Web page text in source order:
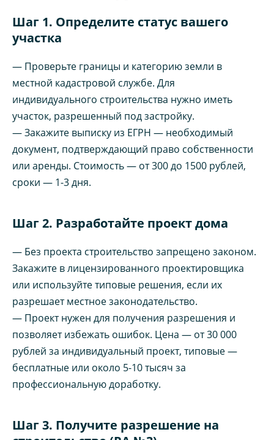
Шаг 1. Определите статус вашего
участка
— Проверьте границы и категорию земли в
местной кадастровой службе. Для
индивидуального строительства нужно иметь
участок, разрешенный под застройку.
— Закажите выписку из ЕГРН — необходимый
документ, подтверждающий право собственности
или аренды. Стоимость — от 300 до 1500 рублей,
сроки — 1-3 дня.
Шаг 2. Разработайте проект дома
— Без проекта строительство запрещено законом.
Закажите в лицензированного проектировщика
или используйте типовые решения, если их
разрешает местное законодательство.
— Проект нужен для получения разрешения и
позволяет избежать ошибок. Цена — от 30 000
рублей за индивидуальный проект, типовые —
бесплатные или около 5-10 тысяч за
профессиональную доработку.
Шаг 3. Получите разрешение на